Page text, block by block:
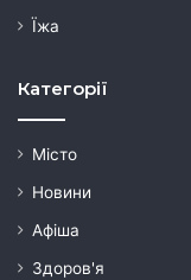
Їжа
Категорії
Місто
Новини
Афіша
Здоров'я